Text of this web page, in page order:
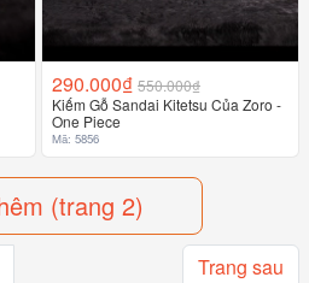
290.000₫ 550.000₫
Kiếm Gỗ Sandai Kitetsu Của Zoro -
One Piece
Mã: 5856
Xem thêm (trang 2)
Trang sau